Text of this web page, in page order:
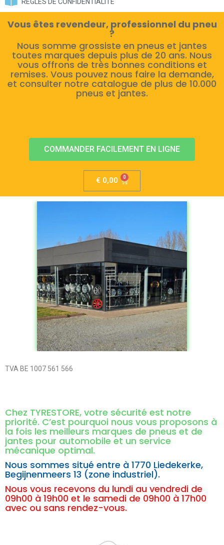
Vous êtes revendeur, professionnel du pneu
?
Nous somme grossiste en pneus et jantes
toutes marques depuis plus de 20 ans. Nous
vous offrons de très bonnes conditions et
remises. Vous pouvez nous faire la demande,
et consulter notre catalogue de plus de 10.000
pneus et jantes.
COMMANDER FACILEMENT EN LIGNE
€ 0,00
TVA BE 1007 561 566
Chez TYRESTORE, votre sécurité est notre
priorité. C’est pourquoi nous vous proposons à
la fois les meilleurs marques de pneus et de
jantes pour automobile et un service
mécanique optimal.
Nous sommes situé entre à 1770 Liedekerke,
Begijnenmeers 13 (zone industriel).
Nous vous recevons du lundi au vendredi de
09h00 à 19h00 et le samedi de 09h00 à 17h00
avec ou sans rendez-vous.